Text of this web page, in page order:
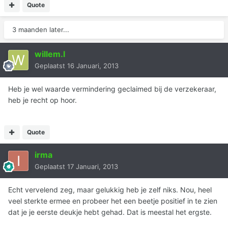
Quote
3 maanden later...
willem.l
Geplaatst 16 Januari, 2013
Heb je wel waarde vermindering geclaimed bij de verzekeraar,
heb je recht op hoor.
Quote
irma
Geplaatst 17 Januari, 2013
Echt vervelend zeg, maar gelukkig heb je zelf niks. Nou, heel
veel sterkte ermee en probeer het een beetje positief in te zien
dat je je eerste deukje hebt gehad. Dat is meestal het ergste.